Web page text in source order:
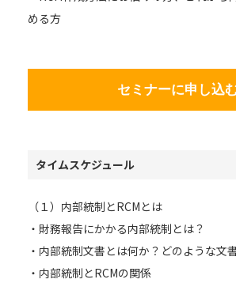
める方
セミナーに申し込
タイムスケジュール
（１）内部統制とRCMとは
・財務報告にかかる内部統制とは？
・内部統制文書とは何か？どのような文
・内部統制とRCMの関係